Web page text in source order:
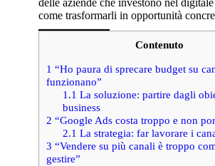
delle aziende che investono nel
come trasformarli in opportunità
Contenuto
1 “Ho paura di sprecare budget su
funzionano”
1.1 La soluzione: partire dagli
business
2 “Google Ads costa troppo e non
2.1 La strategia: far lavorare i
3 “Vendere su più canali è troppo
gestire”